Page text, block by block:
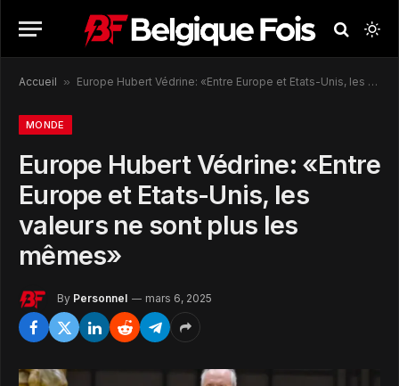
Accueil » Europe Hubert Védrine: «Entre Europe et Etats-Unis, les valeurs ne sont plus les mêmes»
MONDE
Europe Hubert Védrine: «Entre
Europe et Etats-Unis, les
valeurs ne sont plus les
mêmes»
By Personnel mars 6, 2025